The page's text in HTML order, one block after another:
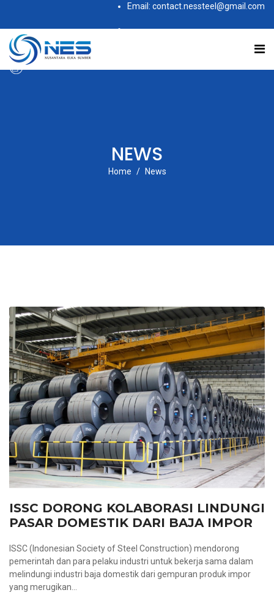
Email: contact.nessteel@gmail.com
NEWS
Home News
ISSC DORONG KOLABORASI LINDUNGI
PASAR DOMESTIK DARI BAJA IMPOR
ISSC (Indonesian Society of Steel Construction) mendorong
pemerintah dan para pelaku industri untuk bekerja sama dalam
melindungi industri baja domestik dari gempuran produk impor
yang merugikan...